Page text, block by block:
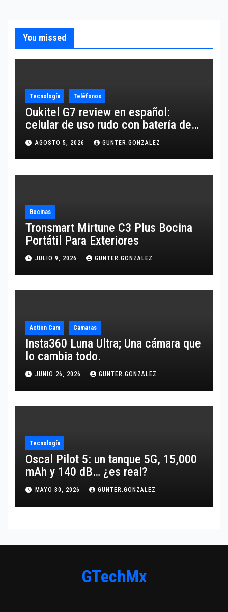
You missed
Tecnología Teléfonos
Oukitel G7 review en español:
celular de uso rudo con batería de
10,600 mAh
AGOSTO 5, 2026 GUNTER.GONZALEZ
Bocinas
Tronsmart Mirtune C3 Plus Bocina
Portátil Para Exteriores
JULIO 9, 2026 GUNTER.GONZALEZ
Action Cam Cámaras
Insta360 Luna Ultra; Una cámara que
lo cambia todo.
JUNIO 26, 2026 GUNTER.GONZALEZ
Tecnología
Oscal Pilot 5: un tanque 5G, 15,000
mAh y 140 dB… ¿es real?
MAYO 30, 2026 GUNTER.GONZALEZ
GTechMx